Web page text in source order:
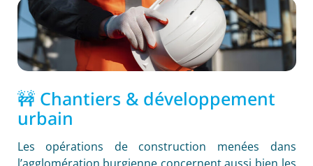
🚧 Chantiers & développement
urbain
Les opérations de construction menées dans